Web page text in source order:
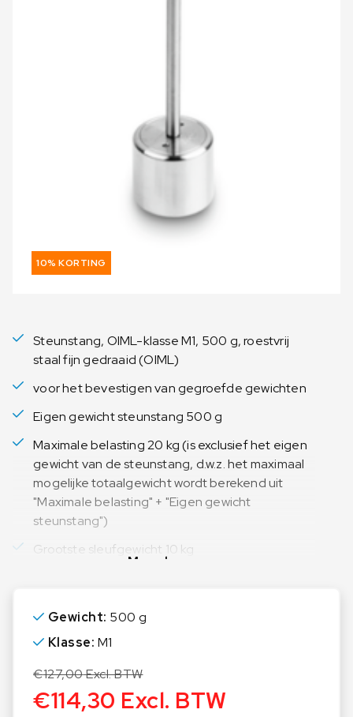
10% KORTING
Steunstang, OIML-klasse M1, 500 g, roestvrij
staal fijn gedraaid (OIML)
voor het bevestigen van gegroefde gewichten
Eigen gewicht steunstang 500 g
Maximale belasting 20 kg (is exclusief het eigen
gewicht van de steunstang, d.w.z. het maximaal
mogelijke totaalgewicht wordt berekend uit
"Maximale belasting" + "Eigen gewicht
steunstang")
Grootste sleufgewicht 10 kg
Meer lezen
Gewicht: 500 g
Klasse: M1
€127,00Excl. BTW
€114,30 Excl. BTW